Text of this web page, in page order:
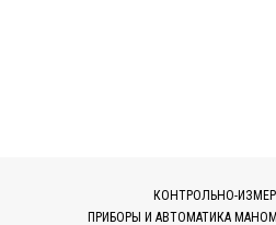
КОНТРОЛЬНО-
ПРИБОРЫ И АВТОМАТИКА